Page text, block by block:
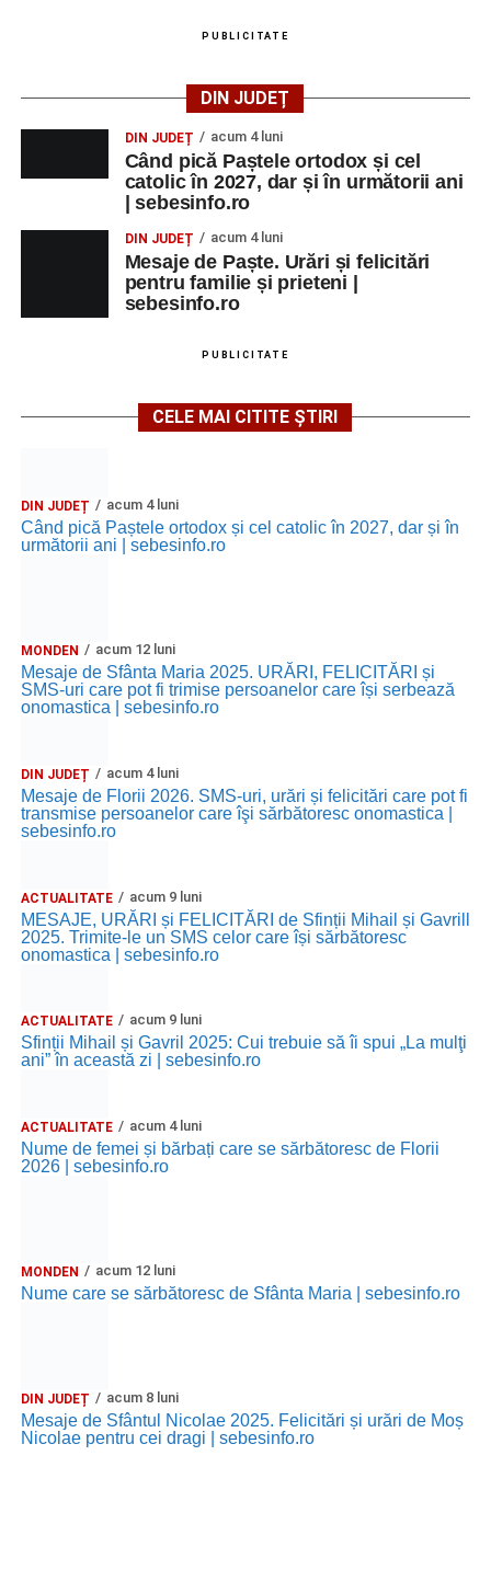
(Italia, 2024), film de familie, AP12, după o poveste
de Federico Fellini și Tullio Pinelli.
MARȚI, 25 AUGUST 2026
Grădina Muzeului Municipal „Ioan
Raica” Sebeș
„Armonia artelor” – salon literar și întâlnire
(Italia, 2025), dramă inspirată de povestea nașterii operei
de Antonio Vivaldi (rating N-15).
Copiii în armonia orașului
Ora 11.00– Curtea Școlii „M. Kogălniceanu”: activități
recreative pentru copii.
Ora 18.30– Aula Primăriei Municipiului Sebeș:
festivitatea de premiere a șefilor de promoție și a elevilor
Ora 19.00– Parcul Tineretului:Spectacol pentru copii și
Spuma Party.
Alexandra Pamfilie și Școala de muzică „DoReMi”
;
Trupa de Dansuri Săsești.
Ora 20.30– Parcul Tineretului: proiecția filmului pentru
JOI, 27 AUGUST 2026
Ora 19.00–Sărbătoarea Seniorilor– festivitatea de
premiere a cuplurilor care aniversează 50 de ani de
PUBLICITATE
DIN JUDEȚ
DIN JUDEȚ acum 4 luni
Când pică Paștele ortodox și cel
catolic în 2027, dar și în următorii ani
| sebesinfo.ro
DIN JUDEȚ acum 4 luni
Mesaje de Paște. Urări și felicitări
pentru familie și prieteni |
sebesinfo.ro
PUBLICITATE
CELE MAI CITITE ȘTIRI
DIN JUDEȚ acum 4 luni
Când pică Paștele ortodox și cel catolic în 2027, dar și în
următorii ani | sebesinfo.ro
MONDEN acum 12 luni
Mesaje de Sfânta Maria 2025. URĂRI, FELICITĂRI și
SMS-uri care pot fi trimise persoanelor care își serbează
onomastica | sebesinfo.ro
DIN JUDEȚ acum 4 luni
Mesaje de Florii 2026. SMS-uri, urări și felicitări care pot fi
transmise persoanelor care îşi sărbătoresc onomastica |
sebesinfo.ro
ACTUALITATE acum 9 luni
MESAJE, URĂRI și FELICITĂRI de Sfinții Mihail și Gavrill
2025. Trimite-le un SMS celor care își sărbătoresc
onomastica | sebesinfo.ro
ACTUALITATE acum 9 luni
Sfinții Mihail și Gavril 2025: Cui trebuie să îi spui „La mulţi
ani” în această zi | sebesinfo.ro
ACTUALITATE acum 4 luni
Nume de femei și bărbați care se sărbătoresc de Florii
2026 | sebesinfo.ro
MONDEN acum 12 luni
Nume care se sărbătoresc de Sfânta Maria | sebesinfo.ro
DIN JUDEȚ acum 8 luni
Mesaje de Sfântul Nicolae 2025. Felicitări și urări de Moș
Nicolae pentru cei dragi | sebesinfo.ro